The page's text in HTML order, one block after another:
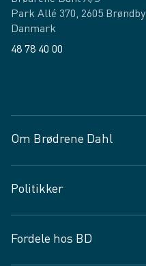
Park Allé 370, 2605 Brøndby
Danmark
48 78 40 00
Om Brødrene Dahl
Vagttelefon 30 10 89 89
Spørgsmål og svar
Job og karriere
Politikker
Privatlivspolitik
Fordele hos BD